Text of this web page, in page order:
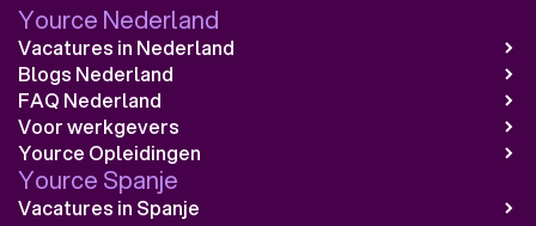
Yource Nederland
Vacatures in Nederland
Blogs Nederland
FAQ Nederland
Voor werkgevers
Yource Opleidingen
Yource Spanje
Vacatures in Spanje